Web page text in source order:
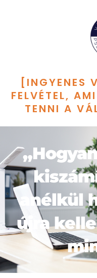
[INGYENES
FELVÉTEL,
TENNI A
anélkül
újra